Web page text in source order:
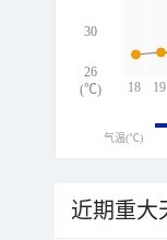
18 19
30
26
(℃)
气温(℃)
近期重大